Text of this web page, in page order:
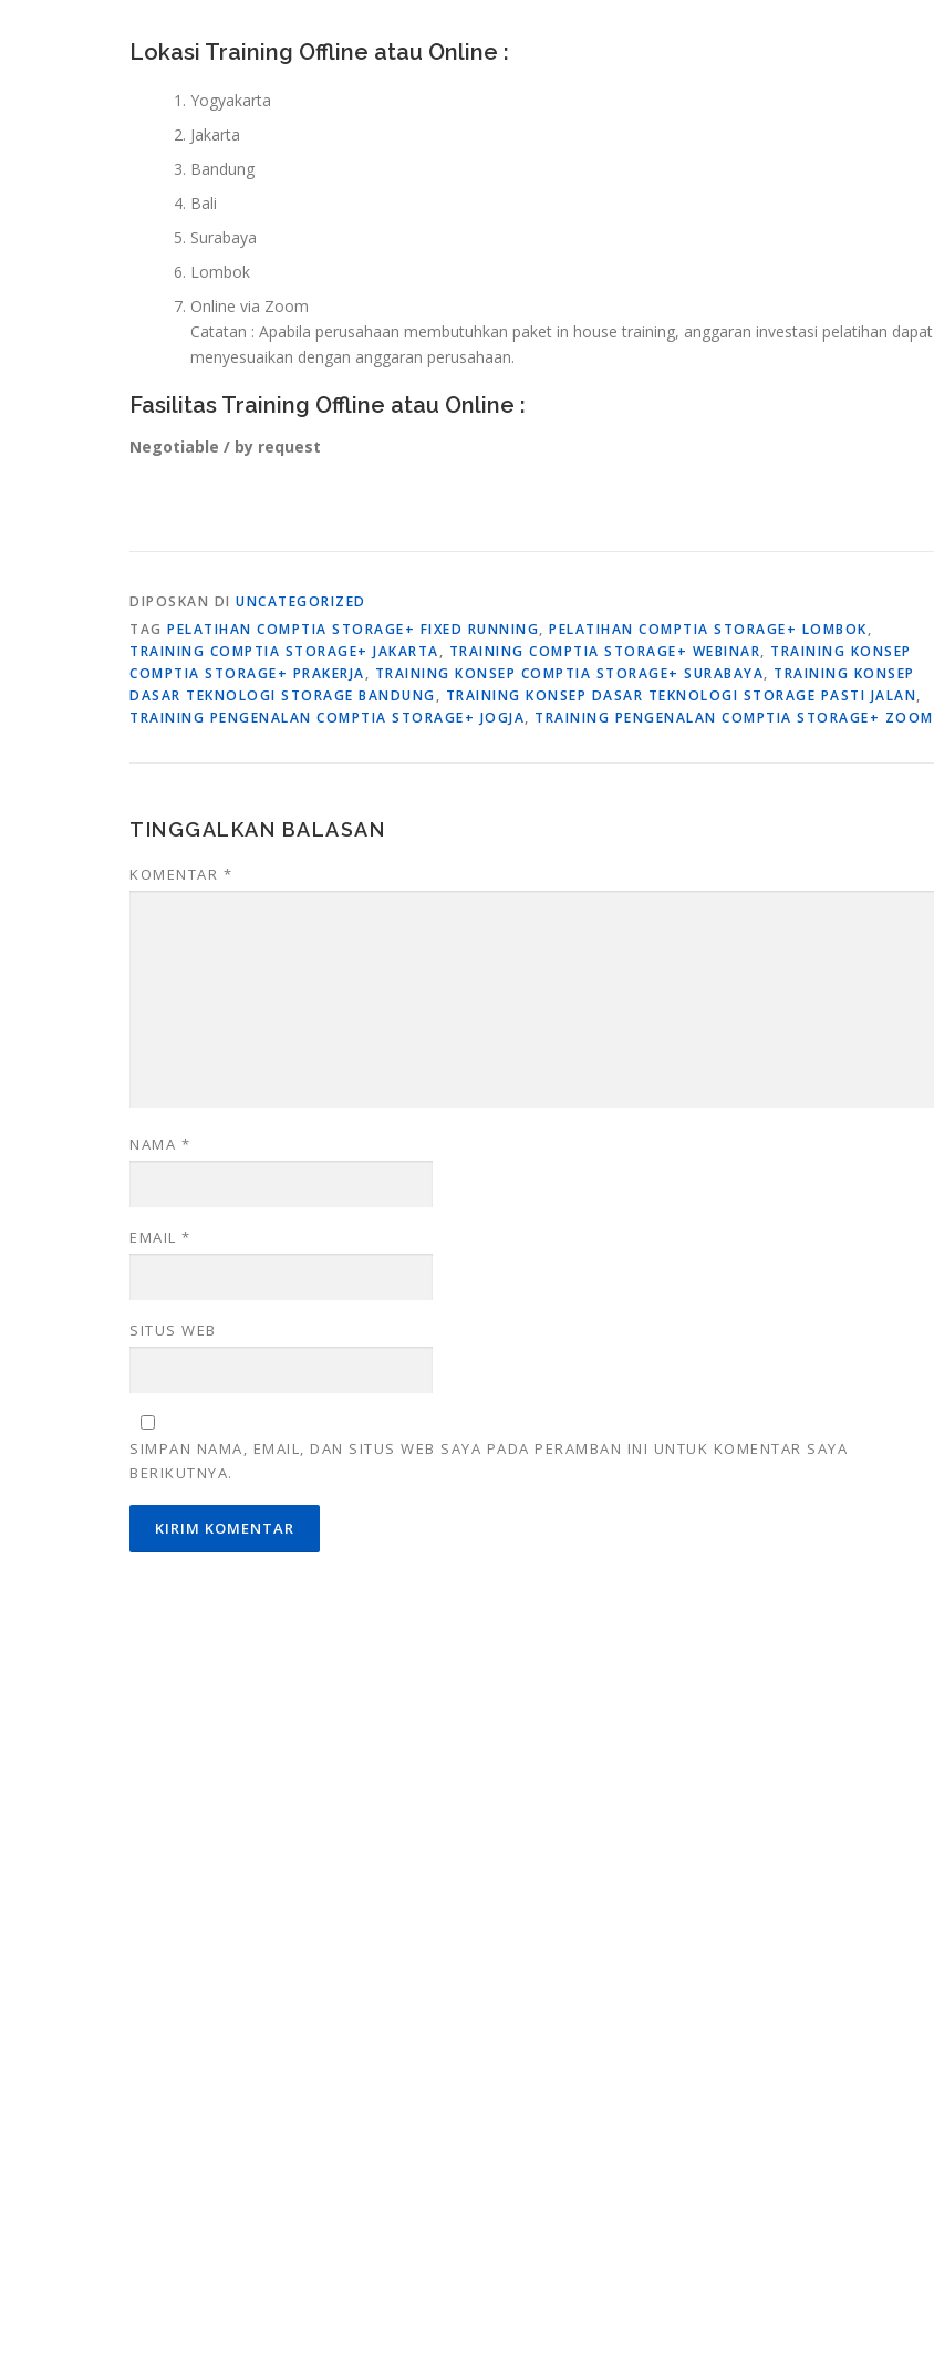
Lokasi Training Offline atau Online :
Yogyakarta
Jakarta
Bandung
Bali
Surabaya
Lombok
Online via Zoom
Catatan : Apabila perusahaan membutuhkan paket in house training, anggaran investasi pelatihan dapat
menyesuaikan dengan anggaran perusahaan.
Fasilitas Training Offline atau Online :
Negotiable / by request
DIPOSKAN DI UNCATEGORIZED
TAG PELATIHAN COMPTIA STORAGE+ FIXED RUNNING, PELATIHAN COMPTIA STORAGE+ LOMBOK,
TRAINING COMPTIA STORAGE+ JAKARTA, TRAINING COMPTIA STORAGE+ WEBINAR, TRAINING KONSEP
COMPTIA STORAGE+ PRAKERJA, TRAINING KONSEP COMPTIA STORAGE+ SURABAYA, TRAINING KONSEP
DASAR TEKNOLOGI STORAGE BANDUNG, TRAINING KONSEP DASAR TEKNOLOGI STORAGE PASTI JALAN,
TRAINING PENGENALAN COMPTIA STORAGE+ JOGJA, TRAINING PENGENALAN COMPTIA STORAGE+ ZOOM
TINGGALKAN BALASAN
KOMENTAR *
NAMA *
EMAIL *
SITUS WEB
SIMPAN NAMA, EMAIL, DAN SITUS WEB SAYA PADA PERAMBAN INI UNTUK KOMENTAR SAYA
BERIKUTNYA.